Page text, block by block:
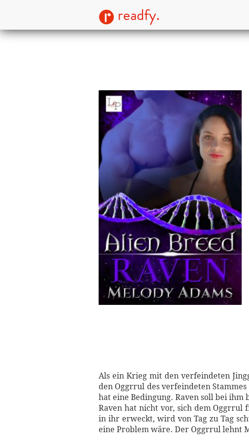
readfy.
Als ein Krieg mit den verfeindeten
den Oggrrul des verfeindeten
hat eine Bedingung. Raven soll bei ihm
Raven hat nicht vor, sich dem Oggrrul
in ihr erweckt, wird von Tag zu Tag
eine Problem wäre. Der Oggrrul lehnt